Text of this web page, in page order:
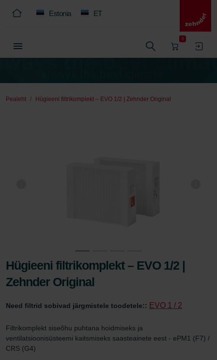
Estonia ET
0
Pealeht Hügieeni filtrikomplekt – EVO 1/2 | Zehnder Original
Hügieeni filtrikomplekt – EVO 1/2 |
Zehnder Original
Need filtrid sobivad järgmistele toodetele:: EVO 1 / 2
Filtrikomplekt siseõhu puhtana hoidmiseks ja
ventilatsioonisüsteemi kaitsmiseks saasteainete eest - ePM1 (F7) /
CRS (G4)